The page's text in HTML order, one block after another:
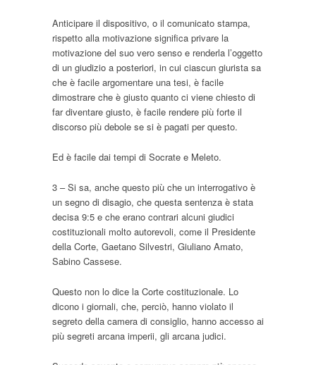
Anticipare il dispositivo, o il comunicato stampa,
rispetto alla motivazione significa privare la
motivazione del suo vero senso e renderla l’oggetto
di un giudizio a posteriori, in cui ciascun giurista sa
che è facile argomentare una tesi, è facile
dimostrare che è giusto quanto ci viene chiesto di
far diventare giusto, è facile rendere più forte il
discorso più debole se si è pagati per questo.
Ed è facile dai tempi di Socrate e Meleto.
3 – Si sa, anche questo più che un interrogativo è
un segno di disagio, che questa sentenza è stata
decisa 9:5 e che erano contrari alcuni giudici
costituzionali molto autorevoli, come il Presidente
della Corte, Gaetano Silvestri, Giuliano Amato,
Sabino Cassese.
Questo non lo dice la Corte costituzionale. Lo
dicono i giornali, che, perciò, hanno violato il
segreto della camera di consiglio, hanno accesso ai
più segreti arcana imperii, gli arcana judici.